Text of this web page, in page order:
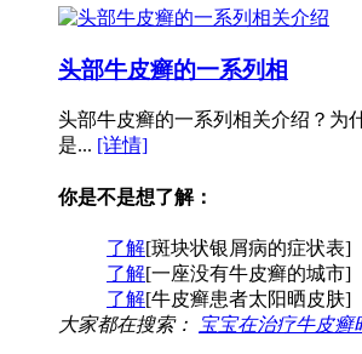
头部牛皮癣的一系列相
头部牛皮癣的一系列相关介绍？为
是... [详情]
你是不是想了解：
了解[斑块状银屑病的症状表]
了解[一座没有牛皮癣的城市]
了解[牛皮癣患者太阳晒皮肤]
大家都在搜索：
宝宝在治疗牛皮癣